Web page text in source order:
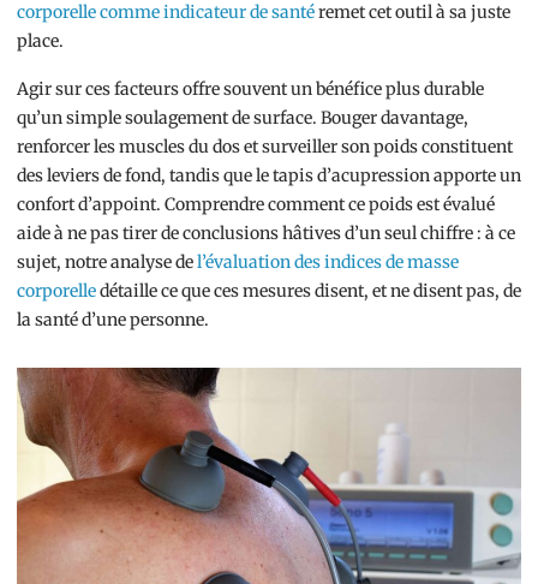
corporelle comme indicateur de santéremet cet outil à sa juste
place.
Agir sur ces facteurs offre souvent un bénéfice plus durable
qu’un simple soulagement de surface. Bouger davantage,
renforcer les muscles du dos et surveiller son poids constituent
des leviers de fond, tandis que le tapis d’acupression apporte un
confort d’appoint. Comprendre comment ce poids est évalué
aide à ne pas tirer de conclusions hâtives d’un seul chiffre : à ce
sujet, notre analyse del’évaluation des indices de masse
corporelledétaille ce que ces mesures disent, et ne disent pas, de
la santé d’une personne.